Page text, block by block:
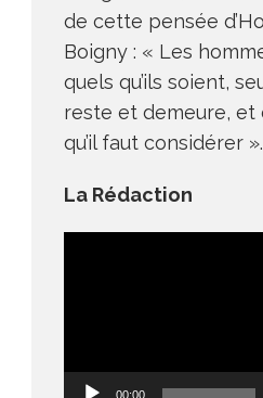
de cette pensée
Boigny : « Les
quels qu’ils soient,
reste et demeure, et
qu’il faut considérer ».
La Rédaction
00:00